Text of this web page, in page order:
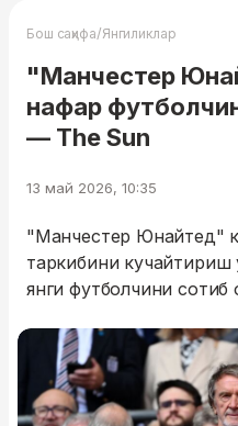
Бош саҳифа/Янгиликлар
"Манчестер
нафар
— The Sun
13 май 2026, 10:35
"Манчестер Юнайтед"
таркибини
янги футболчини сотиб